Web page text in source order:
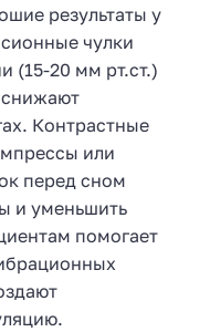
результаты у
чулки
(15-20 мм рт.ст.)
снижают
Контрастные
или
перед сном
и уменьшить
помогает